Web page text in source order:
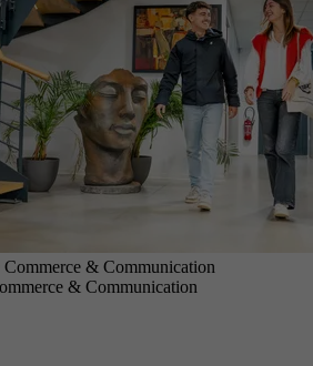
& Communication